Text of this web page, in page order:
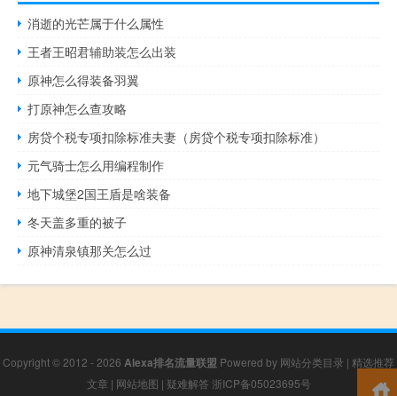
消逝的光芒属于什么属性
王者王昭君辅助装怎么出装
原神怎么得装备羽翼
打原神怎么查攻略
房贷个税专项扣除标准夫妻（房贷个税专项扣除标准）
元气骑士怎么用编程制作
地下城堡2国王盾是啥装备
冬天盖多重的被子
原神清泉镇那关怎么过
Copyright © 2012 - 2026 Alexa排名流量联盟 Powered by 网站分类目录 | 精选推荐
文章 | 网站地图 | 疑难解答 浙ICP备05023695号